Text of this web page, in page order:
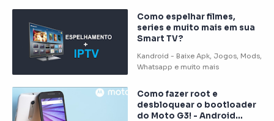
Como espelhar filmes,
series e muito mais em sua
Smart TV?
Como fazer root e
desbloquear o bootloader
do Moto G3! - Android